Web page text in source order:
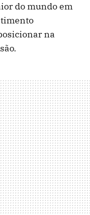
do mundo em
na